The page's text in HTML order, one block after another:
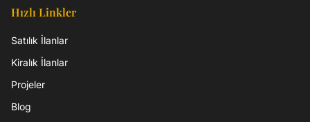
Hızlı Linkler
Satılık İlanlar
Kiralık İlanlar
Projeler
Blog